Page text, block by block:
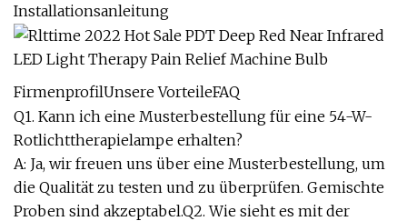
Installationsanleitung
FirmenprofilUnsere VorteileFAQ
Q1. Kann ich eine Musterbestellung für eine 54-W-
Rotlichttherapielampe erhalten?
A: Ja, wir freuen uns über eine Musterbestellung, um
die Qualität zu testen und zu überprüfen. Gemischte
Proben sind akzeptabel.Q2. Wie sieht es mit der